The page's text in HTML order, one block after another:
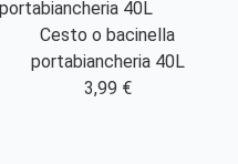
Cesto o bacinella
portabiancheria 40L
3,99 €